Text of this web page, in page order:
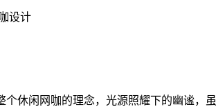
设计
休闲网咖的理念，光源照耀下的幽谧，虽